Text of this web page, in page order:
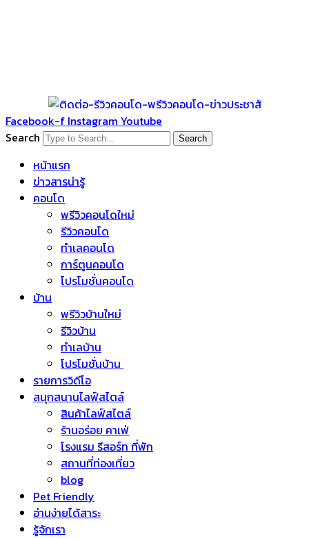
Facebook-f Instagram Youtube
Search
Search
หน้าแรก
ข่าวสารน่ารู้
คอนโด
พรีวิวคอนโดใหม่
รีวิวคอนโด
ทำเลคอนโด
การ์ตูนคอนโด
โปรโมชั่นคอนโด
บ้าน
พรีวิวบ้านใหม่
รีวิวบ้าน
ทำเลบ้าน
โปรโมชั่นบ้าน
รายการวิดีโอ
สนุกสนานไลฟ์สไตล์
สินค้าไลฟ์สไตล์
ร้านอร่อย คาเฟ่
โรงแรม รีสอร์ท ที่พัก
สถานที่ท่องเที่ยว
blog
Pet Friendly
อ่านง่ายได้สาระ
รู้จักเรา